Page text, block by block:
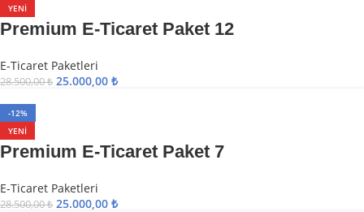
YENI
Premium E-Ticaret Paket 12
E-Ticaret Paketleri
28.500,00₺ 25.000,00 ₺
-12%
YENI
Premium E-Ticaret Paket 7
E-Ticaret Paketleri
28.500,00₺ 25.000,00 ₺